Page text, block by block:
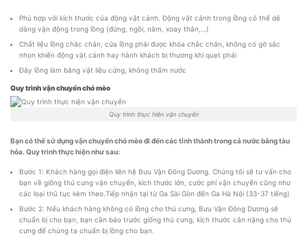
Phù hợp với kích thước của động vật cảnh. Động vật cảnh trong lồng có thể dễ
dàng vận động trong lồng (đứng, ngồi, nằm, xoay thân,…)
Chất liệu lồng chắc chắn, cửa lồng phải được khóa chắc chắn, không có gờ sắc
nhọn khiến động vật cảnh hay hành khách bị thương khi quẹt phải
Đáy lồng làm bằng vật liệu cứng, không thấm nước
Quy trình vận chuyển chó mèo
Quy trình thực hiện vận chuyển
Bạn có thể sử dụng vận chuyển chó mèođi đến các tỉnh thành trong cả nước bằng tàu
hỏa. Quy trình thực hiện như sau:
Bước 1: Khách hàng gọi điện liên hệ Bưu Vận Đông Dương. Chúng tôi sẽ tư vấn cho
bạn về giống thú cưng vận chuyển, kích thước lớn, cước phí vận chuyển cũng như
các loại thủ tục kèm theo.Tiếp nhận tại từ Ga Sài Gòn đến Ga Hà Nội (33-37 tiếng)
Bước 2: Nếu khách hàng không có lồng cho thú cưng, Bưu Vận Đông Dương sẽ
chuẩn bị cho bạn, bạn cần báo trước giống thú cưng, kích thước cân nặng cho thú
cưng để chúng ta chuẩn bị lồng cho bạn.